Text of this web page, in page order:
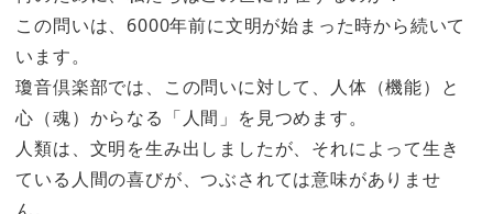
この問いは、6000年前に文明が始まった時から続いて
います。
瓊音倶楽部では、この問いに対して、人体（機能）と
心（魂）からなる「人間」を見つめます。
人類は、文明を生み出しましたが、それによって生き
ている人間の喜びが、つぶされては意味がありませ